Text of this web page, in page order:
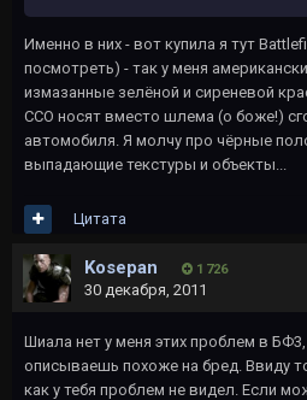
Именно в них - вот купила я тут
посмотреть) - так у меня
измазанные зелёной и сиреневой
ССО носят вместо шлема (о боже!)
автомобиля. Я молчу про чёрные
выпадающие текстуры и объекты...
Цитата
Kosepan 1 726
30 декабря, 2011
Шиала нет у меня этих проблем в
описываешь похоже на бред. Ввиду
как у тебя проблем не видел. Если